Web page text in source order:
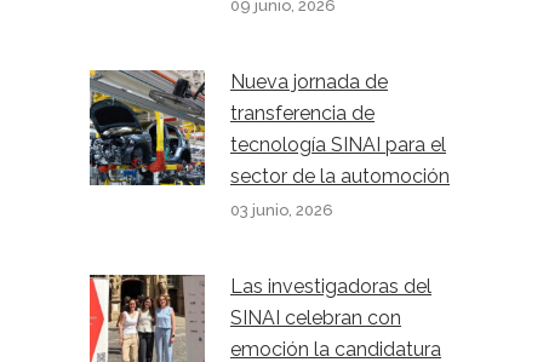
09 junio, 2026
Nueva jornada de
transferencia de
tecnología SINAI para el
sector de la automoción
03 junio, 2026
Las investigadoras del
SINAI celebran con
emoción la candidatura